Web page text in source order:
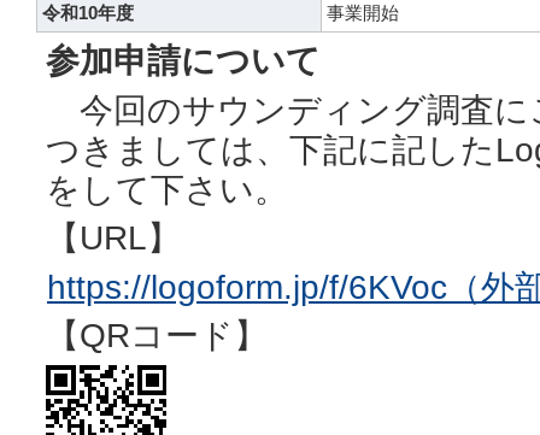
令和10年度
事業開始
参加申請について
今回のサウンディング調査に
つきましては、下記に記した
をして下さい。
【URL】
https://logoform.jp/f/6KVoc（外
【QRコード】